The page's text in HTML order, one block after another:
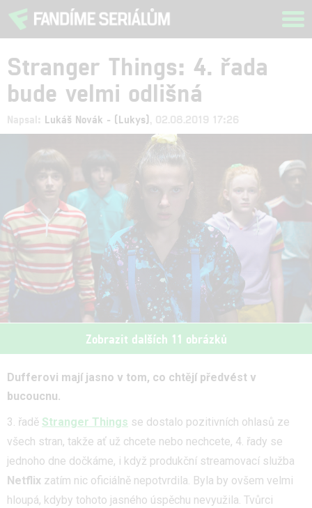
Stranger Things: 4. řada
bude velmi odlišná
Napsal: Lukáš Novák - (Lukys) , 02.08.2019 17:26
Zobrazit dalších 11 obrázků
Dufferovi mají jasno v tom, co chtějí předvést v
bucoucnu.
3. řadě Stranger Things se dostalo pozitivních ohlasů ze
všech stran, takže ať už chcete nebo nechcete, 4. řady se
jednoho dne dočkáme, i když produkční streamovací služba
Netflix zatím nic oficiálně nepotvrdila. Byla by ovšem velmi
hloupá, kdyby tohoto jasného úspěchu nevyužila. Tvůrci